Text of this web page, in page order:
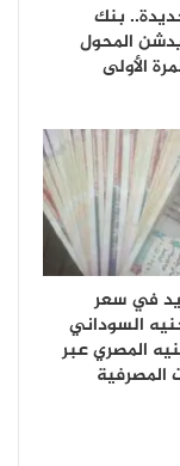
بنك
المحول
الأولى
في سعر
السوداني
المصري عبر
المصرفية